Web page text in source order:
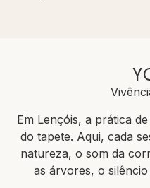
Em Lençóis, a prática
do tapete. Aqui, cada
natureza, o som da
as árvores, o